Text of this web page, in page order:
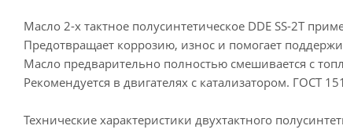
Масло 2-х тактное полусинтетическое DDE SS-2T
Предотвращает коррозию, износ и помогает
Масло предварительно полностью смешивается с
Рекомендуется в двигателях с катализатором. ГОСТ
Технические характеристики двухтактного